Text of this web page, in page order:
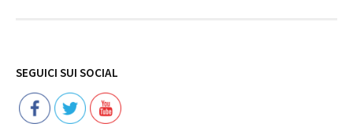
SEGUICI SUI SOCIAL